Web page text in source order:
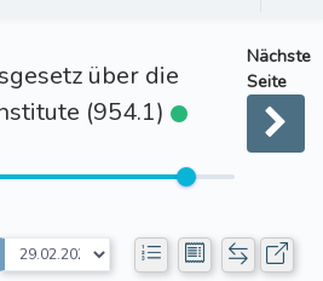
über die
(954.1)
Nächste
Seite